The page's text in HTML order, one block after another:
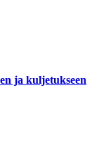
ja kuljetukseen